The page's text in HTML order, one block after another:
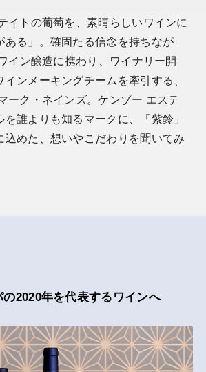
イトの葡萄を、素晴らしいワインに
ある」。確固たる信念を持ちなが
イン醸造に携わり、ワイナリー開
ンメーキングチームを牽引する、
ーク・ネインズ。ケンゾー エステ
誰よりも知るマークに、「紫鈴」
込めた、想いやこだわりを聞いてみ
の2020年を代表するワインへ